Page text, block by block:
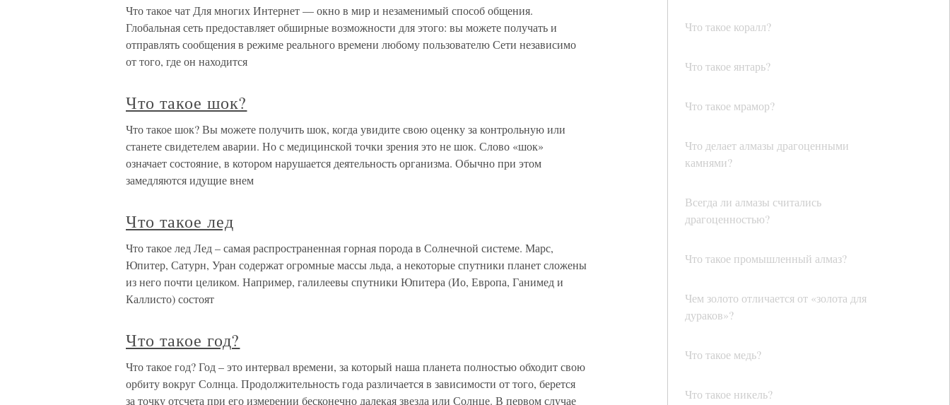
Что такое коралл?
Что такое янтарь?
Что такое мрамор?
Что делает алмазы драгоценными
камнями?
Всегда ли алмазы считались
драгоценностью?
Что такое промышленный алмаз?
Чем золото отличается от «золота для
дураков»?
Что такое медь?
Что такое никель?
Что такое чат Для многих Интернет — окно в мир и незаменимый способ общения.
Глобальная сеть предоставляет обширные возможности для этого: вы можете получать и
отправлять сообщения в режиме реального времени любому пользователю Сети независимо
от того, где он находится
Что такое шок?
Что такое шок? Вы можете получить шок, когда увидите свою оценку за контрольную или
станете свидетелем аварии. Но с медицинской точки зрения это не шок. Слово «шок»
означает состояние, в котором нарушается деятельность организма. Обычно при этом
замедляются идущие внем
Что такое лед
Что такое лед Лед – самая распространенная горная порода в Солнечной системе. Марс,
Юпитер, Сатурн, Уран содержат огромные массы льда, а некоторые спутники планет сложены
из него почти целиком. Например, галилеевы спутники Юпитера (Ио, Европа, Ганимед и
Каллисто) состоят
Что такое год?
Что такое год? Год – это интервал времени, за который наша планета полностью обходит свою
орбиту вокруг Солнца. Продолжительность года различается в зависимости от того, берется
за точку отсчета при его измерении бесконечно далекая звезда или Солнце. В первом случае